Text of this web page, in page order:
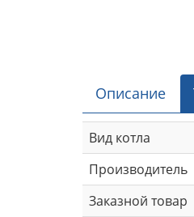
Описание
Вид котла
Производитель
Заказной товар